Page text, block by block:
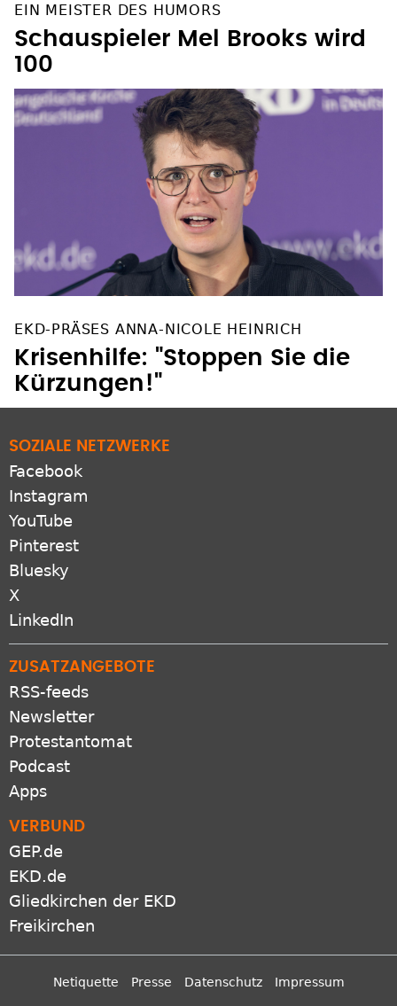
EIN MEISTER DES HUMORS
Schauspieler Mel Brooks wird
100
EKD-PRÄSES ANNA-NICOLE HEINRICH
Krisenhilfe: "Stoppen Sie die
Kürzungen!"
SOZIALE NETZWERKE
Facebook
Instagram
YouTube
Pinterest
Bluesky
X
LinkedIn
ZUSATZANGEBOTE
RSS-feeds
Newsletter
Protestantomat
Podcast
Apps
VERBUND
GEP.de
EKD.de
Gliedkirchen der EKD
Freikirchen
Netiquette Presse Datenschutz Impressum